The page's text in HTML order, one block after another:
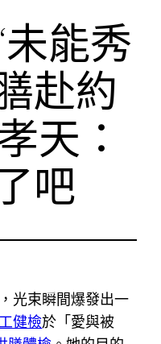
能秀
赴約
天：
吧
，光束瞬間爆發出一
健檢於「愛與被